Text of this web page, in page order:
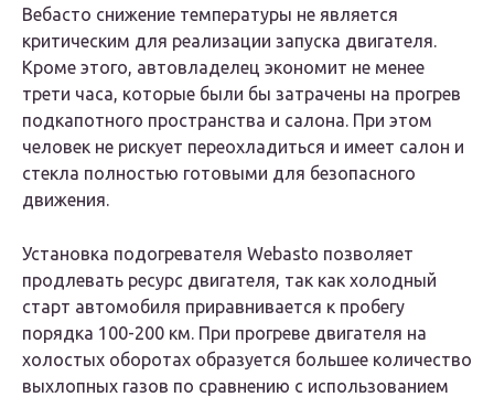
Вебасто снижение температуры не является
критическим для реализации запуска двигателя.
Кроме этого, автовладелец экономит не менее
трети часа, которые были бы затрачены на прогрев
подкапотного пространства и салона. При этом
человек не рискует переохладиться и имеет салон и
стекла полностью готовыми для безопасного
движения.
Установка подогревателя Webasto позволяет
продлевать ресурс двигателя, так как холодный
старт автомобиля приравнивается к пробегу
порядка 100-200 км. При прогреве двигателя на
холостых оборотах образуется большее количество
выхлопных газов по сравнению с использованием